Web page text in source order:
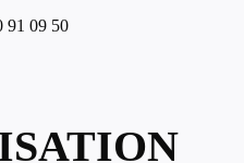
91 09 50